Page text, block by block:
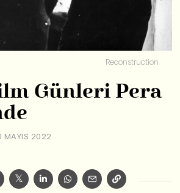
Reconstruction
Günleri Pera
MAYIS 2022